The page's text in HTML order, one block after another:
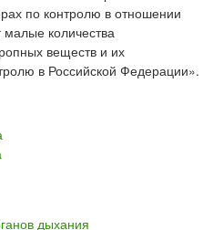
по контролю в отношении
количества
веществ и их
в Российской Федерации».
дыхания